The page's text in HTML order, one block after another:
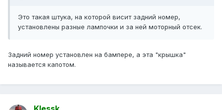
Это такая штука, на которой висит задний номер,
установлены разные лампочки и за ней моторный отсек.
Задний номер установлен на бампере, а эта "крышка"
называется капотом.